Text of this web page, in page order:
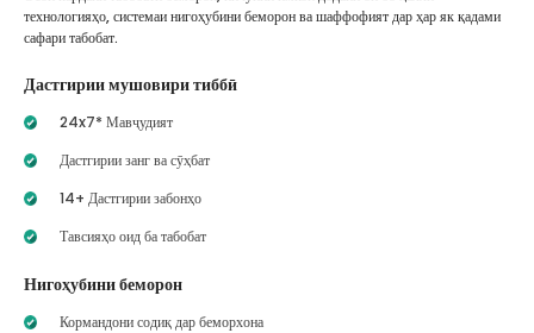
технологияҳо, системаи нигоҳубини беморон ва шаффофият дар ҳар як қадами
сафари табобат.
Дастгирии мушовири тиббӣ
24x7* Мавҷудият
Дастгирии занг ва сӯҳбат
14+ Дастгирии забонҳо
Тавсияҳо оид ба табобат
Нигоҳубини беморон
Кормандони содиқ дар беморхона